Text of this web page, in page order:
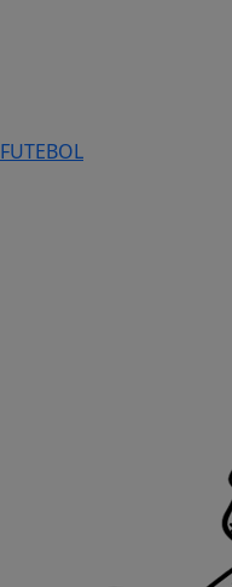
FUTEBOL